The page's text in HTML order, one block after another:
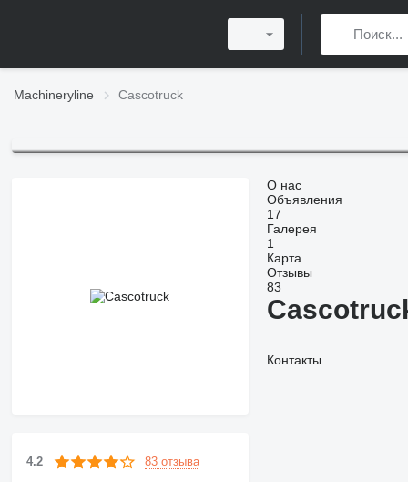
Machineryline Сascotruck
4.2 83 отзыва
О нас
Объявления
17
Галерея
1
Карта
Отзывы
83
Контакты